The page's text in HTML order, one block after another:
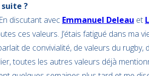
suite ?
discutant avec Emmanuel Deleau et
ces valeurs. J’étais fatigué dans ma
de convivialité, de valeurs du rugby,
toutes les autres valeurs déjà